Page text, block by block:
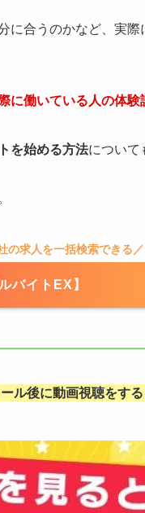
に合うのかなど、実
に働いている人の体験
を始める方法について
の求人を一括検索できる／
バイトEX】
ル後に動画視聴をする